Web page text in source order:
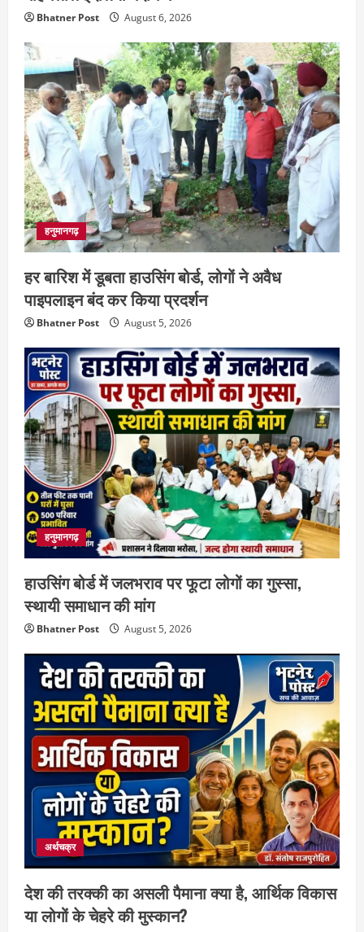
Bhatner Post August 6, 2026
हनुमानगढ़
हर बारिश में डूबता हाउसिंग बोर्ड, लोगों ने अवैध
पाइपलाइन बंद कर किया प्रदर्शन
Bhatner Post August 5, 2026
हनुमानगढ़
हाउसिंग बोर्ड में जलभराव पर फूटा लोगों का गुस्सा,
स्थायी समाधान की मांग
Bhatner Post August 5, 2026
अर्थचक्र
देश की तरक्की का असली पैमाना क्या है, आर्थिक विकास
या लोगों के चेहरे की मुस्कान?